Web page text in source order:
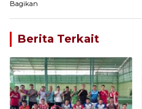
Bagikan
Berita Terkait